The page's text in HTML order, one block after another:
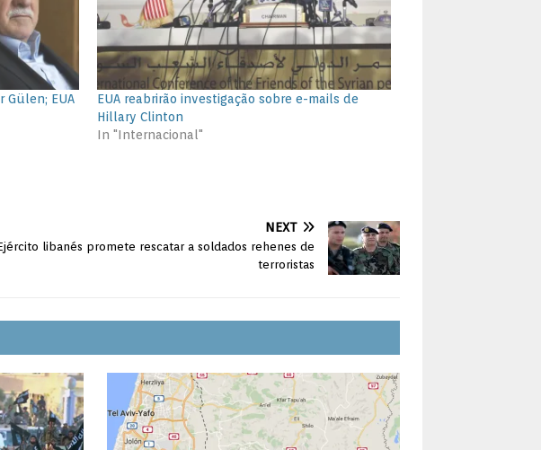
Gülen; EUA
EUA reabrirão investigação sobre e-mails de
Hillary Clinton
In "Internacional"
NEXT
libanés promete rescatar a soldados rehenes de
terroristas